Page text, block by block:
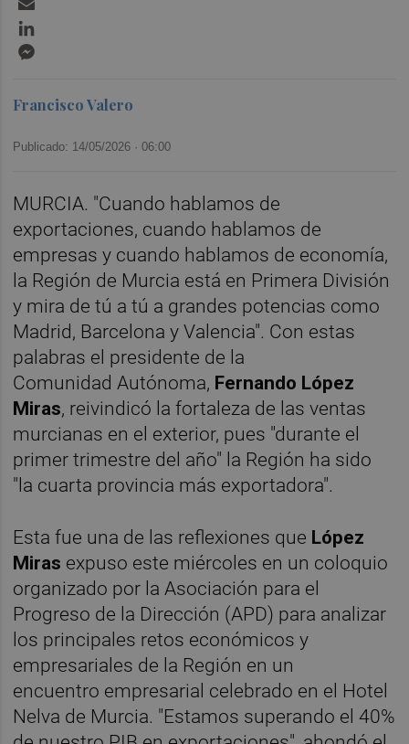
Francisco Valero
Publicado: 14/05/2026 ·06:00
MURCIA. "Cuando hablamos de
exportaciones, cuando hablamos de
empresas y cuando hablamos de economía,
la Región de Murcia está en Primera División
y mira de tú a tú a grandes potencias como
Madrid, Barcelona y Valencia". Con estas
palabras el presidente de la
Comunidad Autónoma, Fernando López
Miras, reivindicó la fortaleza de las ventas
murcianas en el exterior, pues "durante el
primer trimestre del año" la Región ha sido
"la cuarta provincia más exportadora".
Esta fue una de las reflexiones que López
Miras expuso este miércoles en un coloquio
organizado por la Asociación para el
Progreso de la Dirección (APD) para analizar
los principales retos económicos y
empresariales de la Región en un
encuentro empresarial celebrado en el Hotel
Nelva de Murcia. "Estamos superando el 40%